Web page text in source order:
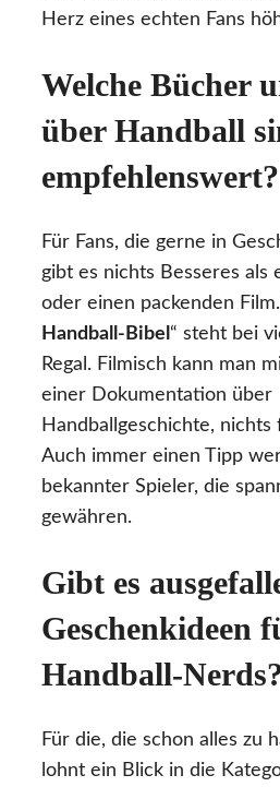
Herz eines echten Fans
Welche Bücher
über Handball
empfehlenswert?
Für Fans, die gerne in
gibt es nichts Besseres als
oder einen packenden
Handball-Bibel “ steht bei
Regal. Filmisch kann man
einer Dokumentation über
Handballgeschichte, nichts
Auch immer einen Tipp
bekannter Spieler, die
gewähren.
Gibt es
Geschenkideen
Handball-
Für die, die schon alles zu
lohnt ein Blick in die